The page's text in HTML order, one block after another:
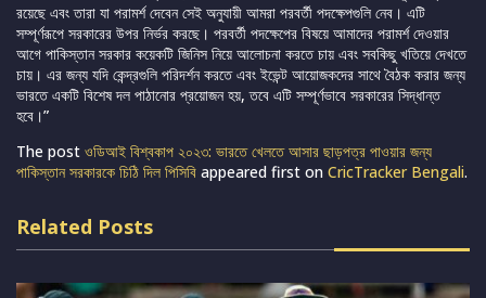
রয়েছে এবং তারা যা পরামর্শ দেবেন সেই অনুযায়ী আমরা পরবর্তী পদক্ষেপগুলি নেব। এটি
সম্পূর্ণরূপে সরকারের উপর নির্ভর করছে। পরবর্তী পদক্ষেপের বিষয়ে আমাদের পরামর্শ দেওয়ার
আগে পাকিস্তান সরকার কয়েকটি জিনিস নিয়ে আলোচনা করতে চায় এবং সবকিছু খতিয়ে দেখতে
চায়। এর জন্য যদি কেন্দ্রগুলি পরিদর্শন করতে এবং ইভেন্ট আয়োজকদের সাথে বৈঠক করার জন্য
ভারতে একটি বিশেষ দল পাঠানোর প্রয়োজন হয়, তবে এটি সম্পূর্ণভাবে সরকারের সিদ্ধান্ত
হবে।”
The post ওডিআই বিশ্বকাপ ২০২৩: ভারতে খেলতে আসার ছাড়পত্র পাওয়ার জন্য
পাকিস্তান সরকারকে চিঠি দিল পিসিবি appeared first on CricTracker Bengali.
Related Posts